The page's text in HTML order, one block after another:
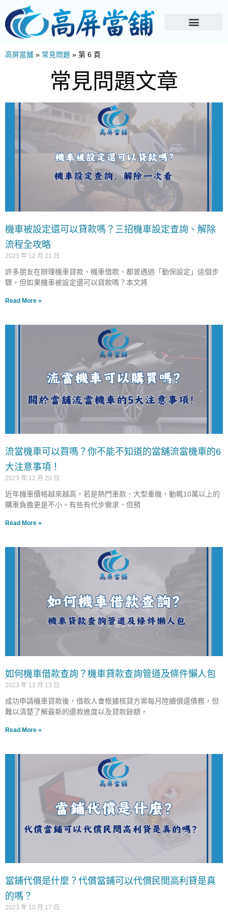
高屏當舖 » 常見問題 » 第 6 頁
常見問題文章
機車被設定還可以貸款嗎？三招機車設定查詢、解除
流程全攻略
2023 年 12 月 21 日
許多朋友在辦理機車貸款、機車借款，都曾遇過「動保設定」這個步
驟，但如果機車被設定還可以貸款嗎？本文將
Read More »
流當機車可以買嗎？你不能不知道的當舖流當機車的6
大注意事項！
2023 年 12 月 20 日
近年機車價格越來越高，若是熱門車款、大型重機，動輒10萬以上的
購車負擔更是不小。有些有代步需求、但預
Read More »
如何機車借款查詢？機車貸款查詢管道及條件懶人包
2023 年 12 月 13 日
成功申請機車貸款後，借款人會根據核貸方案每月陸續償還債務，但
難以清楚了解最新的還款進度以及貸款餘額，
Read More »
當鋪代償是什麼？代償當鋪可以代償民間高利貸是真
的嗎？
2023 年 10 月 17 日